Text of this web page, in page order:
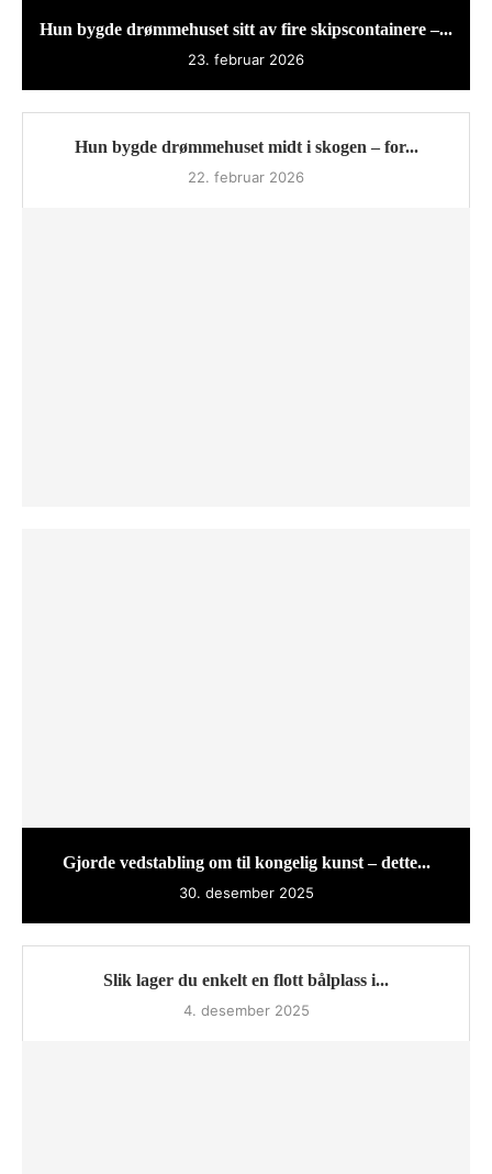
Hun bygde drømmehuset sitt av fire skipscontainere –...
23. februar 2026
Hun bygde drømmehuset midt i skogen – for...
22. februar 2026
Gjorde vedstabling om til kongelig kunst – dette...
30. desember 2025
Slik lager du enkelt en flott bålplass i...
4. desember 2025